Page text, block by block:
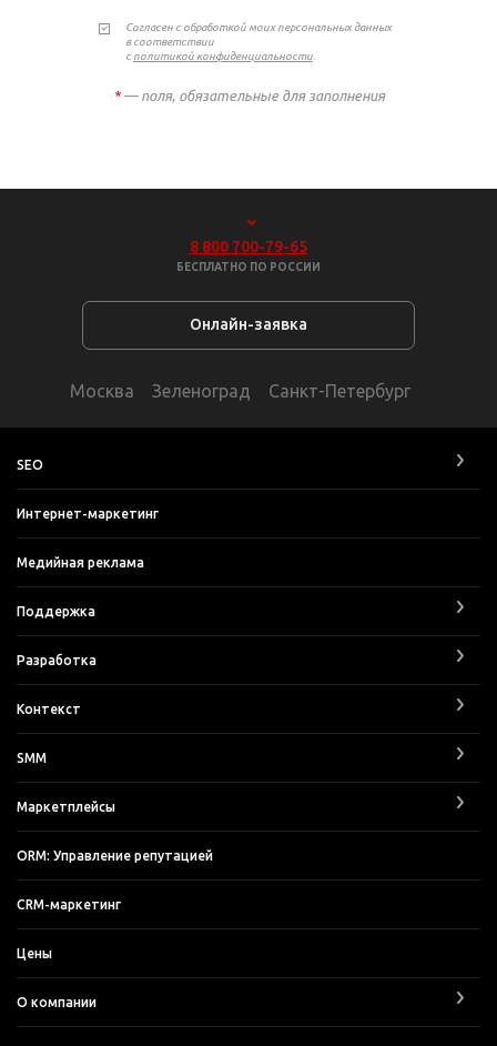
Согласен с обработкой моих персональных данных
в соответствии
с политикой конфиденциальности
*— поля, обязательные для заполнения
8 800 700-79-65
БЕСПЛАТНО ПО РОССИИ
Онлайн-заявка
Москва Зеленоград Санкт-Петербург
SEO
Интернет-маркетинг
Медийная реклама
Поддержка
Разработка
Контекст
SMM
Маркетплейсы
ORM: Управление репутацией
CRM-маркетинг
Цены
О компании